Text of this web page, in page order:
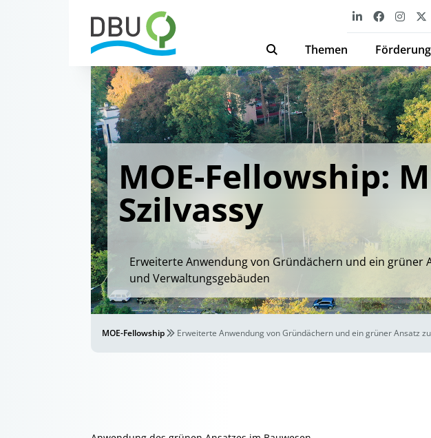
Themen Förderung
MOE-Fellowship:
Szilvassy
Erweiterte Anwendung von Gründächern und ein grüner
und Verwaltungsgebäuden
MOE-Fellowship Erweiterte Anwendung von Gründächern und ein grüner Ansatz